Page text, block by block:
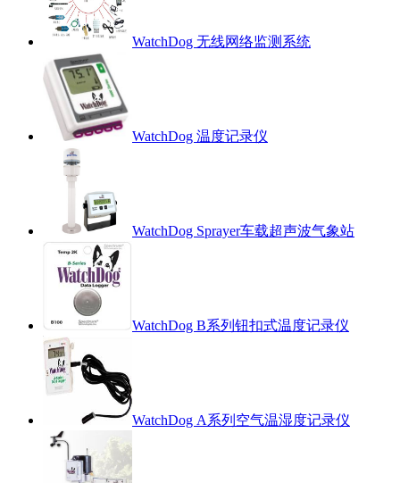
WatchDog 无线网络监测系统
WatchDog 温度记录仪
WatchDog Sprayer车载超声波气象站
WatchDog B系列钮扣式温度记录仪
WatchDog A系列空气温湿度记录仪